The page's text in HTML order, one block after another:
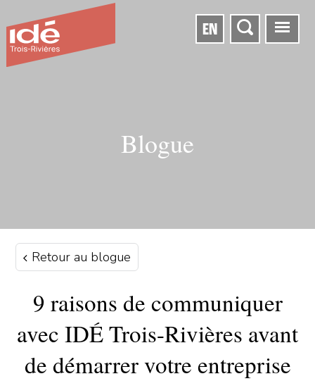
EN
Blogue
Retour au blogue
9 raisons de communiquer
avec IDÉ Trois-Rivières avant
de démarrer votre entreprise